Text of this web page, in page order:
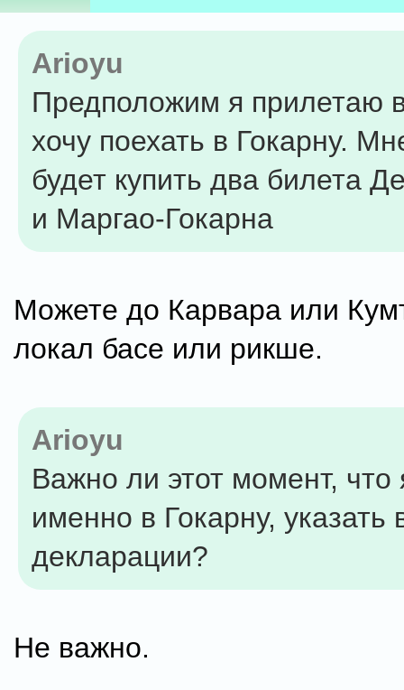
Arioyu
Предположим я прилетаю
хочу поехать в Гокарну.
будет купить два билета
и Маргао-Гокарна
Можете до Карвара или
локал басе или рикше.
Arioyu
Важно ли этот момент, что
именно в Гокарну, указать
декларации?
Не важно.